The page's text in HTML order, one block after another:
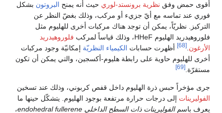
أقوى حمض وفق نظرية برونستد-لوري حيث أنه يمنح البروتون بشكل
فوري عند تماسه مع أيّ جزيء أو مركب، وذلك بغضّ النظر عن
التركيز. نظريّاً، يمكن أن توجد هناك مركبات أخرى للهليوم مثل
فلوروهيدريد الهليوم HHeF، وذلك قياساً لمركب
فلوروهيدريد
الأرغون.
[68] أظهرت حسابات الكيمياء النظريّة إمكانيّة وجود مركبات
أخرى للهليوم حاوية على رابطة هليوم-أكسجين، والتي يمكن أن تكون
مستقرّة.[69]
جرى مؤخراً حبس ذرة الهليوم داخل قفص كربوني، وذلك عند تسخين
الفوليرينات إلى درجات حرارة مرتفعة بوجود الهليوم. يتشكّل حينها ما
يعرف باسمالفوليرينات ذات السطح الداخلي endohedral fullerene ،